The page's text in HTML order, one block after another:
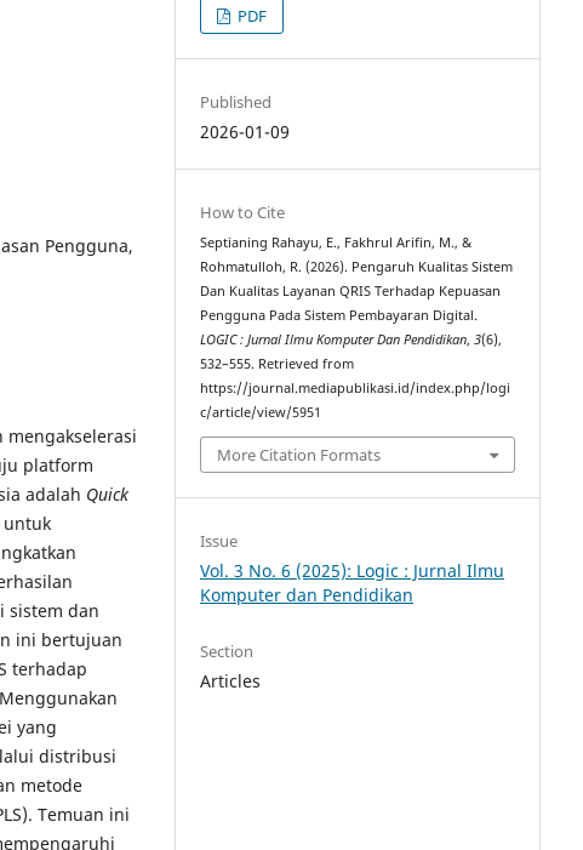
Pengguna,
platform
adalah Quick
untuk
sistem dan
ini bertujuan
terhadap
yang
distribusi
metode
Temuan ini
PDF
Published
2026-01-09
How to Cite
Septianing Rahayu, E., Fakhrul Arifin, M., &
Rohmatulloh, R. (2026). Pengaruh Kualitas Sistem
Dan Kualitas Layanan QRIS Terhadap Kepuasan
Pengguna Pada Sistem Pembayaran Digital.
LOGIC : Jurnal Ilmu Komputer Dan Pendidikan,3(6),
532–555. Retrieved from
https://journal.mediapublikasi.id/index.php/logi
c/article/view/5951
More Citation Formats
Issue
Vol. 3 No. 6 (2025): Logic : Jurnal Ilmu
Komputer dan Pendidikan
Section
Articles